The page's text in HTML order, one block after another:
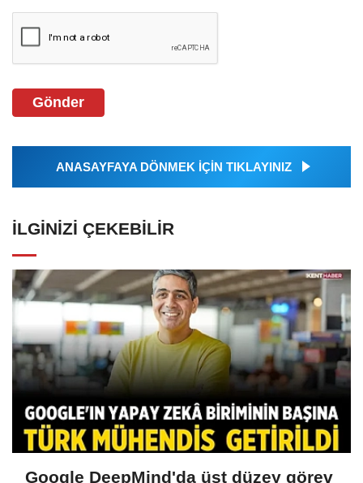
Gönder
ANASAYFAYA DÖNMEK İÇİN TIKLAYINIZ
İLGINIZI ÇEKEBILIR
Google DeepMind'da üst düzey görev